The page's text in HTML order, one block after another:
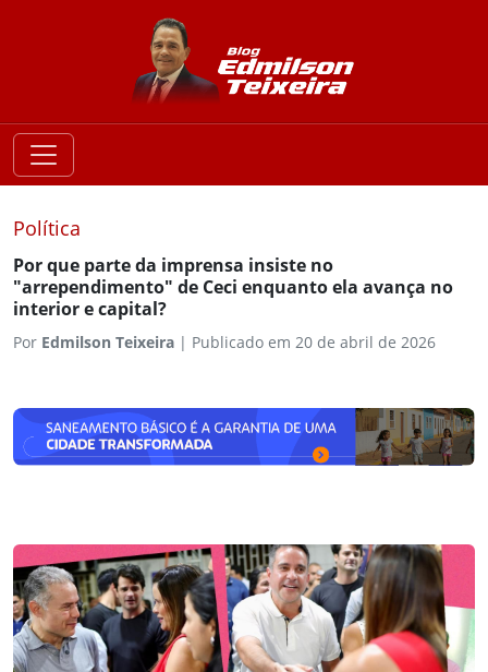
Política
Por que parte da imprensa insiste no
"arrependimento" de Ceci enquanto ela avança no
interior e capital?
Por Edmilson Teixeira | Publicado em 20 de abril de 2026